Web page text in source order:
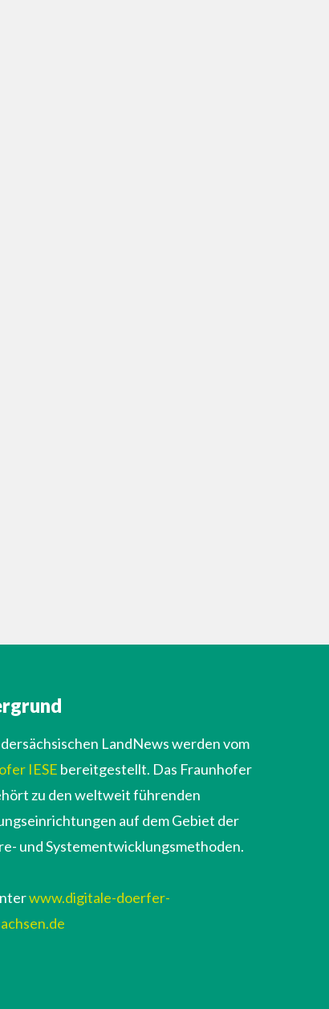
LandNews werden vom
IESE bereitgestellt. Das Fraunhofer
zu den weltweit führenden
auf dem Gebiet der
und Systementwicklungsmethoden.
www.digitale-doerfer-